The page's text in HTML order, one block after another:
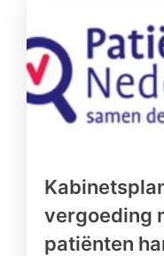
vergoeding
patiënten